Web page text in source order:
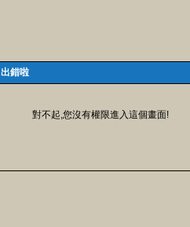
出錯啦
對不起,您沒有權限進入這個畫面!